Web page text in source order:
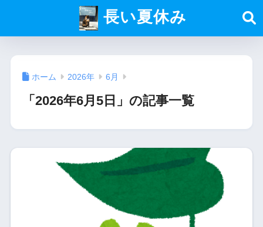
長い夏休み
ホーム 2026年 6月
「2026年6月5日」の記事一覧